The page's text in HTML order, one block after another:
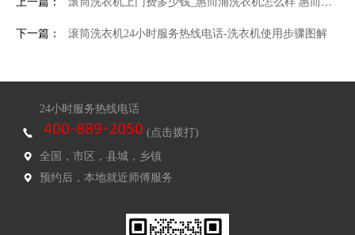
下一篇： 滚筒洗衣机24小时服务热线电话-洗衣机使用步骤图解
24小时服务热线电话
(点击拨打)
全国，市区，县城，乡镇
预约后，本地就近师傅服务